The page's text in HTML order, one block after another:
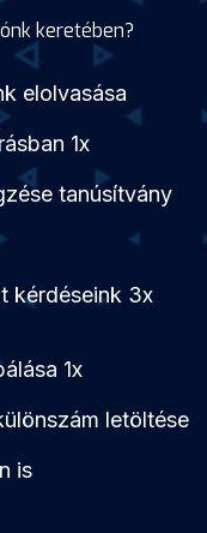
keretében?
elolvasása
1x
tanúsítvány
kérdéseink 3x
1x
letöltése
is